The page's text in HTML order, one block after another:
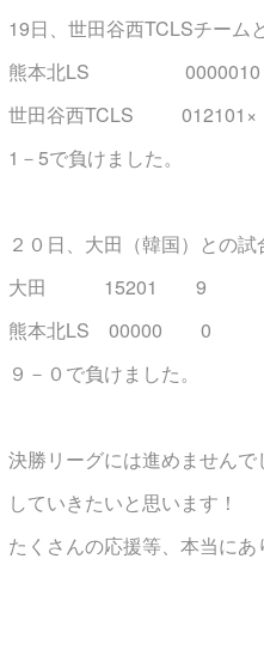
19日、世田谷西TCLSチーム
熊本北LS
世田谷西TCLS
1－5で負けました。
２０日、大田（韓国）との試
大田 15201 9
熊本北LS 00000 0
９－０で負けました。
決勝リーグには進めません
していきたいと思います！
たくさんの応援等、本当にあ